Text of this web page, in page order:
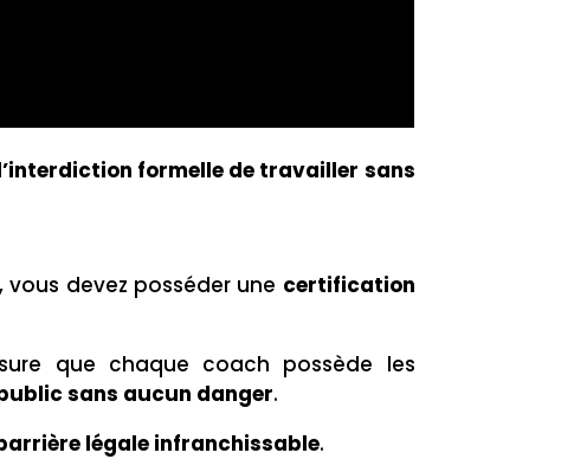
formelle de travailler sans
vous devez posséder une certification
que chaque coach possède les
sans aucun danger.
légale infranchissable.